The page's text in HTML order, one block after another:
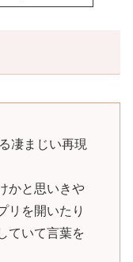
凄まじい再現
かと思いきや
リを開いたり
ていて言葉を